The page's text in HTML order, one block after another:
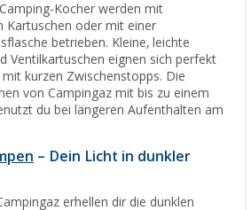
Kocher werden mit
Kartuschen oder mit einer
betrieben. Kleine, leichte
Ventilkartuschen eignen sich perfekt
kurzen Zwischenstopps. Die
von Campingaz mit bis zu einem
du bei längeren Aufenthalten am
– Dein Licht in dunkler
erhellen dir die dunklen